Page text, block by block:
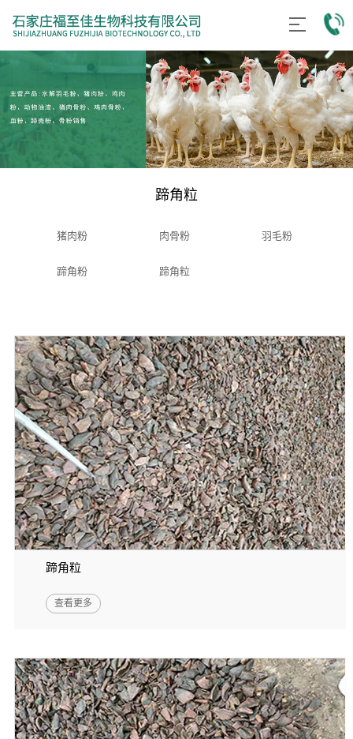
蹄角粒
猪肉粉 肉骨粉 羽毛粉
蹄角粉 蹄角粒
蹄角粒
查看更多